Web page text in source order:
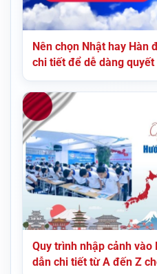
Nên chọn Nhật hay Hàn
chi tiết để dễ dàng
Quy trình nhập cảnh
dẫn chi tiết từ A đến Z